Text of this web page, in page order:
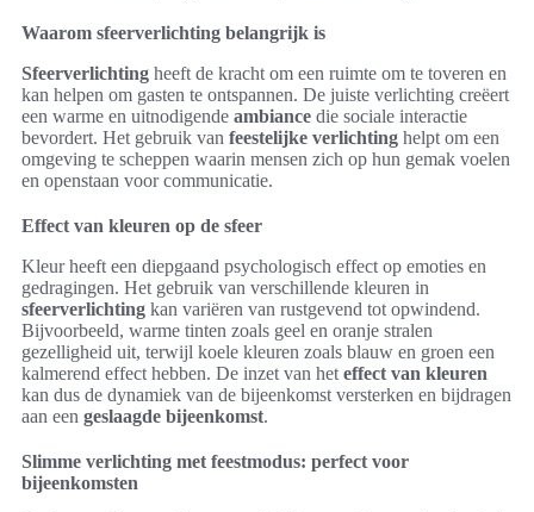
Waarom sfeerverlichting belangrijk is
Sfeerverlichting heeft de kracht om een ruimte om te toveren en
kan helpen om gasten te ontspannen. De juiste verlichting creëert
een warme en uitnodigende ambiance die sociale interactie
bevordert. Het gebruik van feestelijke verlichting helpt om een
omgeving te scheppen waarin mensen zich op hun gemak voelen
en openstaan voor communicatie.
Effect van kleuren op de sfeer
Kleur heeft een diepgaand psychologisch effect op emoties en
gedragingen. Het gebruik van verschillende kleuren in
sfeerverlichting kan variëren van rustgevend tot opwindend.
Bijvoorbeeld, warme tinten zoals geel en oranje stralen
gezelligheid uit, terwijl koele kleuren zoals blauw en groen een
kalmerend effect hebben. De inzet van het effect van kleuren
kan dus de dynamiek van de bijeenkomst versterken en bijdragen
aan een geslaagde bijeenkomst.
Slimme verlichting met feestmodus: perfect voor
bijeenkomsten